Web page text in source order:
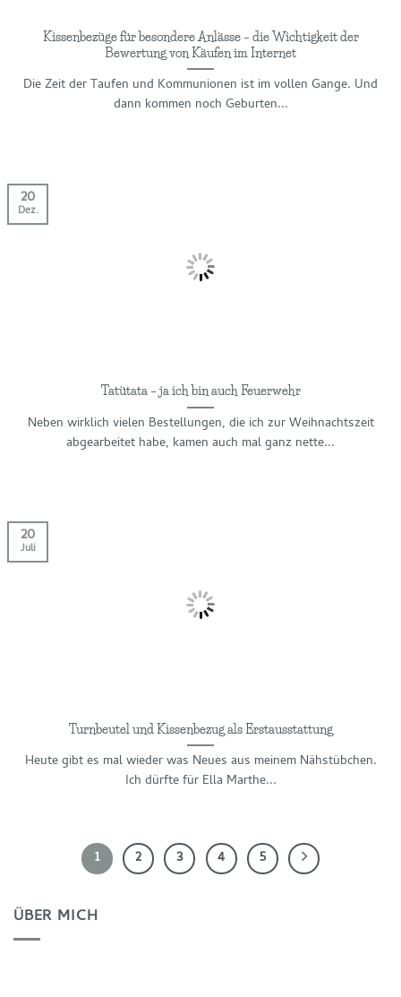
Kissenbezüge für besondere Anlässe – die Wichtigkeit der
Bewertung von Käufen im Internet
Die Zeit der Taufen und Kommunionen ist im vollen Gange. Und
dann kommen noch Geburten...
Tatütata – ja ich bin auch Feuerwehr
Neben wirklich vielen Bestellungen, die ich zur Weihnachtszeit
abgearbeitet habe, kamen auch mal ganz nette...
20
Dez.
Turnbeutel und Kissenbezug als Erstausstattung
Heute gibt es mal wieder was Neues aus meinem Nähstübchen.
Ich dürfte für Ella Marthe...
20
Juli
1 2 3 4 5
ÜBER MICH